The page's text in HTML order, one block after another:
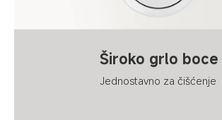
Široko grlo boce
Jednostavno za čišćenje